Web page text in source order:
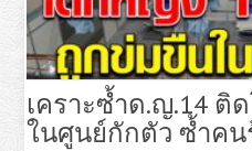
เคราะซ้ำด.ญ.14 ติ
ในศูนย์กักตัว ซ้ำคน